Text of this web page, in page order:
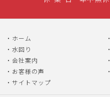
ホーム
水回り
会社案内
お客様の声
サイトマップ